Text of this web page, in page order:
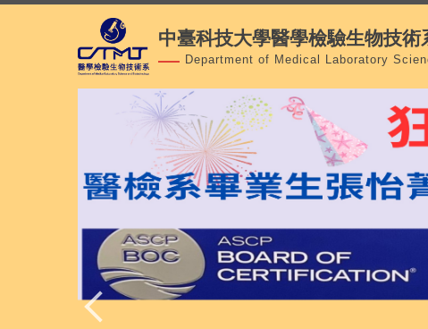
中臺科技大學醫學檢驗生物技術
Department of Medical Laboratory